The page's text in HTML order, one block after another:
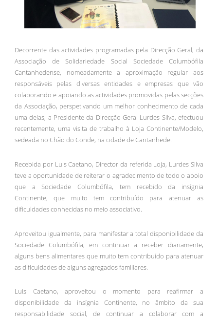
Decorrente das actividades programadas pela Direcção Geral, da
Associação de Solidariedade Social Sociedade Columbófila
Cantanhedense, nomeadamente a aproximação regular aos
responsáveis pelas diversas entidades e empresas que vão
colaborando e apoiando as actividades promovidas pelas secções
da Associação, perspetivando um melhor conhecimento de cada
uma delas, a Presidente da Direcção Geral Lurdes Silva, efectuou
recentemente, uma visita de trabalho à Loja Continente/Modelo,
sedeada no Chão do Conde, na cidade de Cantanhede.
Recebida por Luis Caetano, Director da referida Loja, Lurdes Silva
teve a oportunidade de reiterar o agradecimento de todo o apoio
que a Sociedade Columbófila, tem recebido da insígnia
Continente, que muito tem contribuído para atenuar as
dificuldades conhecidas no meio associativo.
Aproveitou igualmente, para manifestar a total disponibilidade da
Sociedade Columbófila, em continuar a receber diariamente,
alguns bens alimentares que muito tem contribuído para atenuar
as dificuldades de alguns agregados familiares.
Luis Caetano, aproveitou o momento para reafirmar a
disponibilidade da insígnia Continente, no âmbito da sua
responsabilidade social, de continuar a colaborar com a